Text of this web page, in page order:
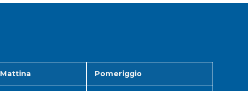
Mattina Pomeriggio